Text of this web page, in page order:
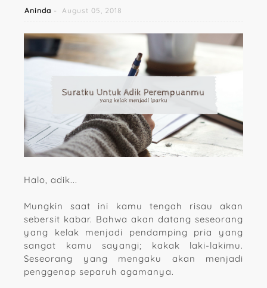
Aninda August 05, 2018
Halo, adik...
Mungkin saat ini kamu tengah risau akan
sebersit kabar. Bahwa akan datang seseorang
yang kelak menjadi pendamping pria yang
sangat kamu sayangi; kakak laki-lakimu.
Seseorang yang mengaku akan menjadi
penggenap separuh agamanya.